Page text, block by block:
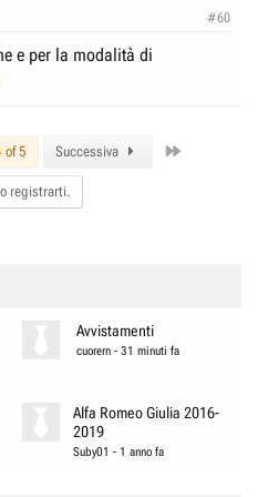
#60
e per la modalità di
of 5 Successiva
registrarti.
Avvistamenti
cuorern - 31 minuti fa
Alfa Romeo Giulia 2016-
2019
Suby01 - 1 anno fa